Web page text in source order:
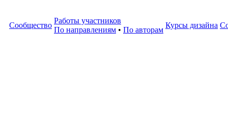
Сообщество
Работы участников
По направлениям • По авторам
Курсы дизайна